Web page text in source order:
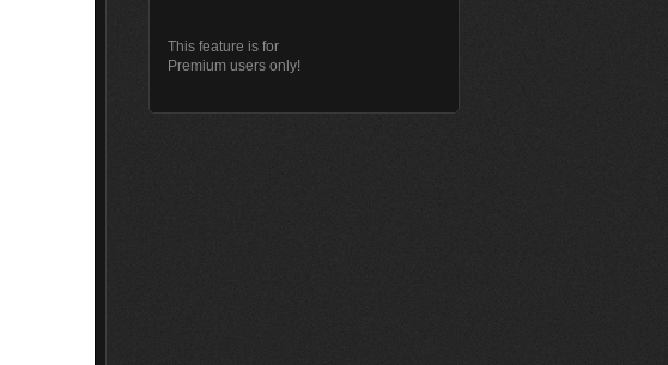
This feature is for
Premium users only!